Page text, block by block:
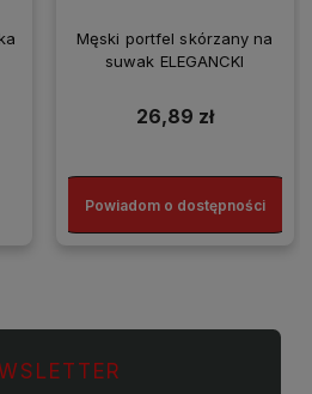
Męski portfel skórzany na
suwak ELEGANCKI
26,89 zł
Powiadom o dostępności